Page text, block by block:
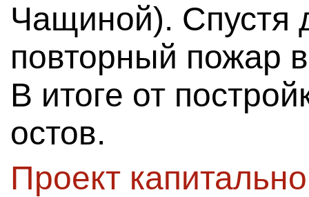
Чащиной). Спустя
повторный пожар
В итоге от
остов.
Проект